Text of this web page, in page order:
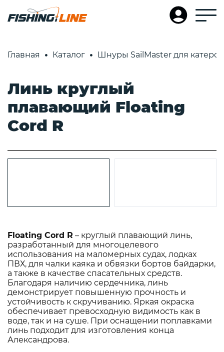
Главная Каталог Шнуры SailMaster для катеров
Линь круглый
плавающий Floating
Cord R
Floating Cord R – круглый плавающий линь,
разработанный для многоцелевого
использования на маломерных судах, лодках
ПВХ, для чалки каяка и обвязки бортов байдарки,
а также в качестве спасательных средств.
Благодаря наличию сердечника, линь
демонстрирует повышенную прочность и
устойчивость к скручиванию. Яркая окраска
обеспечивает превосходную видимость как в
воде, так и на суше. При оснащении поплавками
линь подходит для изготовления конца
Александрова.